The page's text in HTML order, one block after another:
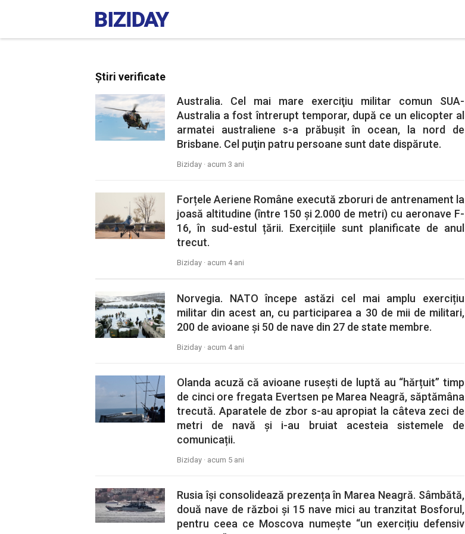
Știri verificate
Australia. Cel mai mare exerciţiu militar comun SUA-
Australia a fost întrerupt temporar, după ce un elicopter al
armatei australiene s-a prăbuşit în ocean, la nord de
Brisbane. Cel puţin patru persoane sunt date dispărute.
Biziday · acum 3 ani
Forțele Aeriene Române execută zboruri de antrenament la
joasă altitudine (între 150 și 2.000 de metri) cu aeronave F-
16, în sud-estul țării. Exercițiile sunt planificate de anul
trecut.
Biziday · acum 4 ani
Norvegia. NATO începe astăzi cel mai amplu exercițiu
militar din acest an, cu participarea a 30 de mii de militari,
200 de avioane și 50 de nave din 27 de state membre.
Biziday · acum 4 ani
Olanda acuză că avioane rusești de luptă au “hărțuit” timp
de cinci ore fregata Evertsen pe Marea Neagră, săptămâna
trecută. Aparatele de zbor s-au apropiat la câteva zeci de
metri de navă și i-au bruiat acesteia sistemele de
comunicații.
Biziday · acum 5 ani
Rusia își consolidează prezența în Marea Neagră. Sâmbătă,
două nave de război și 15 nave mici au tranzitat Bosforul,
pentru ceea ce Moscova numește “un exercițiu defensiv